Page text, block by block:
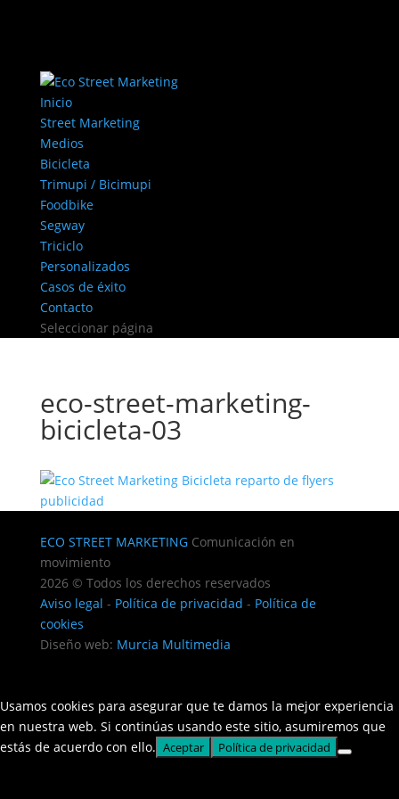
Inicio
Street Marketing
Medios
Bicicleta
Trimupi / Bicimupi
Foodbike
Segway
Triciclo
Personalizados
Casos de éxito
Contacto
Seleccionar página
eco-street-marketing-
bicicleta-03
ECO STREET MARKETINGComunicación en
movimiento
2026 © Todos los derechos reservados
Aviso legal - Política de privacidad - Política de
cookies
Diseño web: Murcia Multimedia
Usamos cookies para asegurar que te damos la mejor experiencia
en nuestra web. Si continúas usando este sitio, asumiremos que
estás de acuerdo con ello. Aceptar Política de privacidad